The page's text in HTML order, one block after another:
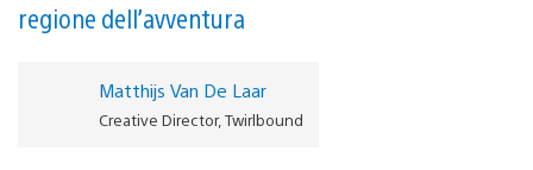
regione dell’avventura
Matthijs Van De Laar
Creative Director, Twirlbound